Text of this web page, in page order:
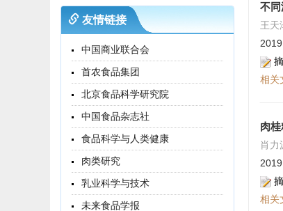
友情链接
中国商业联合会
首农食品集团
北京食品科学研究院
中国食品杂志社
食品科学与人类健康
肉类研究
乳业科学与技术
未来食品学报
不
王天
相关
肉
肖力
相关